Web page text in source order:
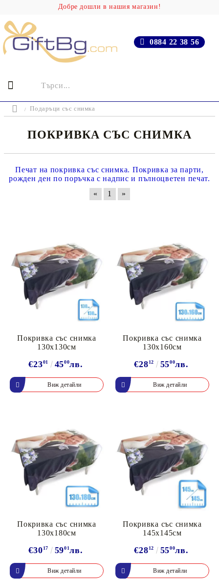
Добре дошли в нашия магазин!
0884 22 38 56
Подаръци със снимка
ПОКРИВКА СЪС СНИМКА
Печат на покривка със снимка. Покривка за парти,
рожден ден по поръчка с надпис и пълноцветен печат.
«
1 »
Покривка със снимка
130х130см
€2301 4500лв.
Виж детайли
Покривка със снимка
130х160см
€2812 5500лв.
Виж детайли
Покривка със снимка
130х180см
€3017 5901лв.
Виж детайли
Покривка със снимка
145х145см
€2812 5500лв.
Виж детайли